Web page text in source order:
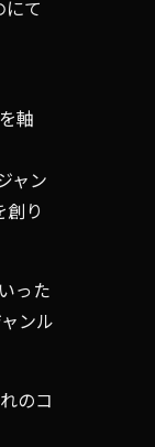
にて
軸
ャン
創り
った
ンル
のコ